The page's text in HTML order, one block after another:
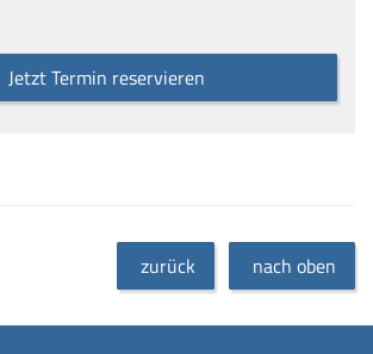
Jetzt Termin reservieren
zurück nach oben